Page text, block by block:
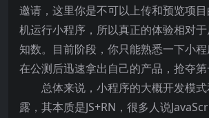
邀请，这里你是不可以上传和预览项
机运行小程序，所以真正的体验相对
知数。目前阶段，你只能熟悉一下小
在公测后迅速拿出自己的产品，抢夺第
总体来说，小程序的大概开发模
露，其本质是JS+RN，很多人说